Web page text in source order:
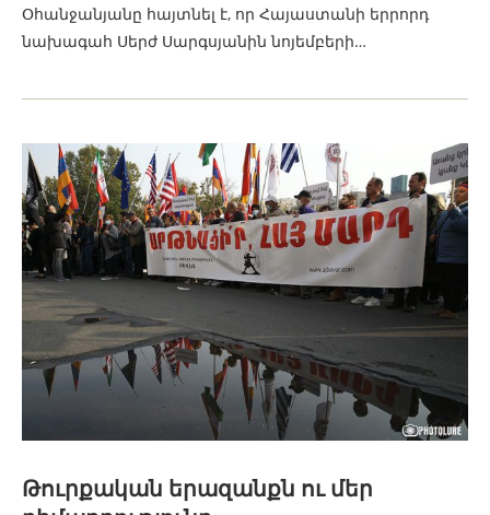
Օհանջանյանը հայտնել է, որ Հայաստանի երրորդ
նախագահ Սերժ Սարգսյանին նոյեմբերի…
Թուրքական երազանքն ու մեր